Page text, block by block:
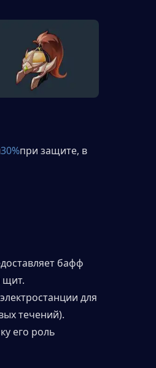
30%при защите, в
бафф
щит.
для
течений).
его роль